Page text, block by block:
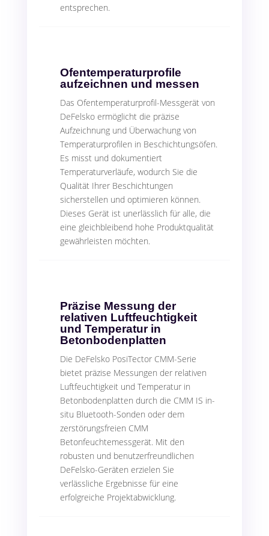
entsprechen.
Ofentemperaturprofile
aufzeichnen und messen
Das Ofentemperaturprofil-Messgerät von
DeFelsko ermöglicht die präzise
Aufzeichnung und Überwachung von
Temperaturprofilen in Beschichtungsöfen.
Es misst und dokumentiert
Temperaturverläufe, wodurch Sie die
Qualität Ihrer Beschichtungen
sicherstellen und optimieren können.
Dieses Gerät ist unerlässlich für alle, die
eine gleichbleibend hohe Produktqualität
gewährleisten möchten.
Präzise Messung der
relativen Luftfeuchtigkeit
und Temperatur in
Betonbodenplatten
Die DeFelsko PosiTector CMM-Serie
bietet präzise Messungen der relativen
Luftfeuchtigkeit und Temperatur in
Betonbodenplatten durch die CMM IS in-
situ Bluetooth-Sonden oder dem
zerstörungsfreien CMM
Betonfeuchtemessgerät. Mit den
robusten und benutzerfreundlichen
DeFelsko-Geräten erzielen Sie
verlässliche Ergebnisse für eine
erfolgreiche Projektabwicklung.